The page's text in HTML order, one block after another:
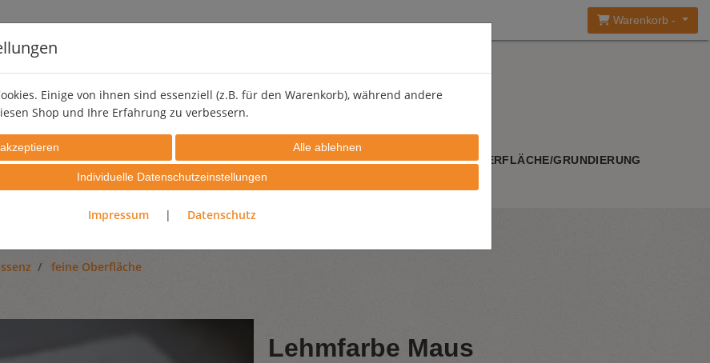
Warenkorb -
PIGMENTE EFFEKTZUSCHLÄGE WERKZEUGE OBERFLÄCHE/GRUNDIERUNG
PROBIERSETS GUTSCHEINE
feine Oberfläche
Lehmfarbe Maus
Einige von ihnen sind essenziell (z.B. für den Warenkorb), während andere
Shop und Ihre Erfahrung zu verbessern.
Individuelle Datenschutzeinstellungen
Impressum | Datenschutz